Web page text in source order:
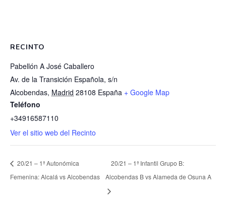
RECINTO
Pabellón A José Caballero
Av. de la Transición Española, s/n
Alcobendas, Madrid 28108 España + Google Map
Teléfono
+34916587110
Ver el sitio web del Recinto
20/21 – 1ª Autonómica
Femenina: Alcalá vs Alcobendas
20/21 – 1ª Infantil Grupo B:
Alcobendas B vs Alameda de Osuna A